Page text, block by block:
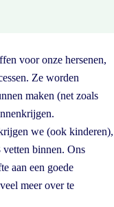
voor onze hersenen,
Ze worden
maken (net zoals
we (ook kinderen),
vetten binnen. Ons
aan een goede
meer over te